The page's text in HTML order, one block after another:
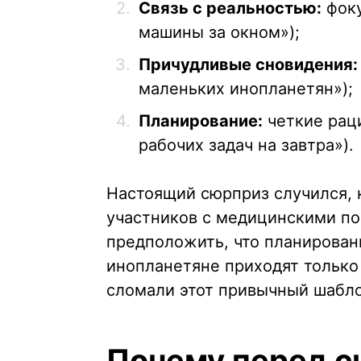
Связь с реальностью:
машины за окном»);
Причудливые сновидения:
маленьких инопланетян»);
Планирование: четкие
рабочих задач на завтра»).
Настоящий сюрприз случился,
участников с медицинскими
предположить, что
инопланетяне приходят
сломали этот привычный